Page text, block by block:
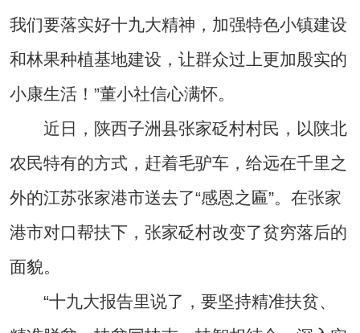
我们要落实好十九大精神，加强特色小镇建设
和林果种植基地建设，让群众过上更加殷实的
小康生活！”董小社信心满怀。
近日，陕西子洲县张家砭村村民，以陕北
农民特有的方式，赶着毛驴车，给远在千里之
外的江苏张家港市送去了“感恩之匾”。在张家
港市对口帮扶下，张家砭村改变了贫穷落后的
面貌。
“十九大报告里说了，要坚持精准扶贫、